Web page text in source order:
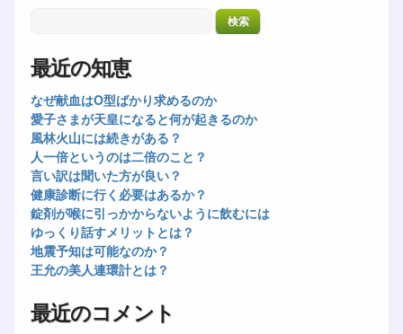
最近の知恵
なぜ献血はO型ばかり求めるのか
愛子さまが天皇になると何が起きるのか
風林火山には続きがある？
人一倍というのは二倍のこと？
言い訳は聞いた方が良い？
健康診断に行く必要はあるか？
錠剤が喉に引っかからないように飲むには
ゆっくり話すメリットとは？
地震予知は可能なのか？
王允の美人連環計とは？
最近のコメント